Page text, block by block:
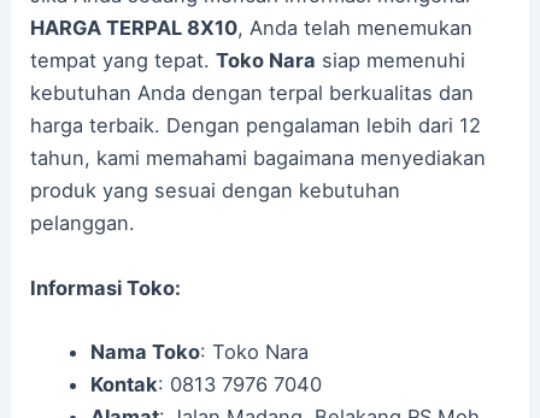
HARGA TERPAL 8X10, Anda telah menemukan
tempat yang tepat.Toko Nara siap memenuhi
kebutuhan Anda dengan terpal berkualitas dan
harga terbaik. Dengan pengalaman lebih dari 12
tahun, kami memahami bagaimana menyediakan
produk yang sesuai dengan kebutuhan
pelanggan.
Informasi Toko:
Nama Toko: Toko Nara
Kontak: 0813 7976 7040